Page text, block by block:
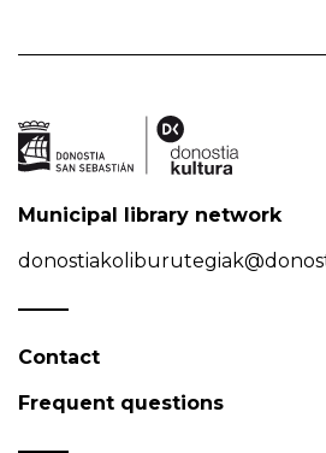
Municipal library network
Contact
Frequent questions